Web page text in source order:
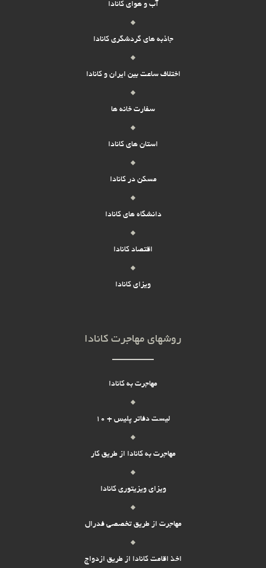
آب و هوای کانادا
جاذبه های گردشگری کانادا
اختلاف ساعت بین ایران و کانادا
سفارت خانه ها
استان های کانادا
مسکن در کانادا
دانشگاه های کانادا
اقتصاد کانادا
ویزای کانادا
روشهای مهاجرت کانادا
مهاجرت به کانادا
لیست دفاتر پلیس + 10
مهاجرت به کانادا از طریق کار
ویزای ویزیتوری کانادا
مهاجرت از طریق تخصصی فدرال
اخذ اقامت کانادا از طریق ازدواج